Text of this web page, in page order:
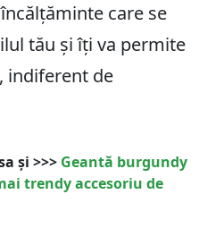
care se
tău și îți va permite
indiferent de
și >>> Geantă burgundy
trendy accesoriu de